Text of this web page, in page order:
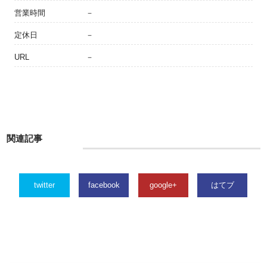
営業時間 －
定休日 －
URL －
関連記事
twitter facebook google+ はてブ